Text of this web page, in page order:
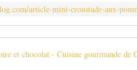
article-mini-croustade-aux-